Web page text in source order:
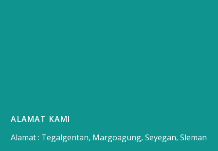
ALAMAT KAMI
Alamat : Tegalgentan, Margoagung, Seyegan, Sleman